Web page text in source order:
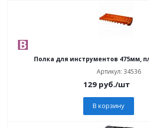
Полка для инструментов 475мм,
Артикул: 34536
129 руб./шт
В корзину